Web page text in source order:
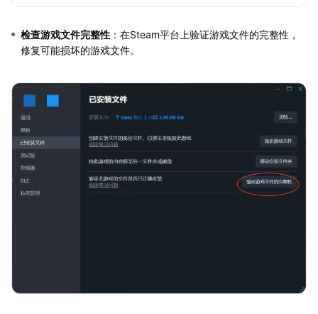
检查游戏文件完整性 ：在Steam平台上验证游戏文件的完整性，
修复可能损坏的游戏文件。